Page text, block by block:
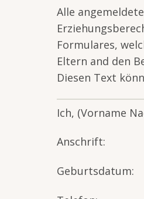
Alle
Formulares,
Eltern and den
Diesen Text
Ich, (Vorname
Anschrift:
Geburtsdatum: